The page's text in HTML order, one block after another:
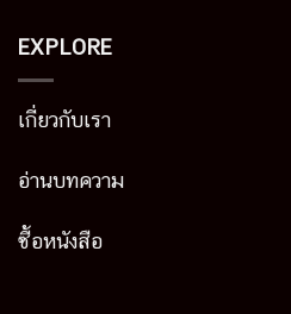
EXPLORE
เกี่ยวกับเรา
อ่านบทความ
ซื้อหนังสือ